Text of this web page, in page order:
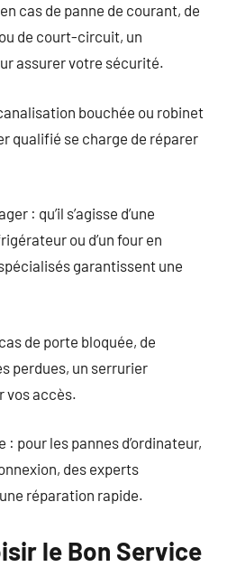
cas de panne de courant, de
de court-circuit, un
assurer votre sécurité.
bouchée ou robinet
qualifié se charge de réparer
: qu’il s’agisse d’une
ou d’un four en
garantissent une
de porte bloquée, de
perdues, un serrurier
vos accès.
pour les pannes d’ordinateur,
des experts
réparation rapide.
le Bon Service